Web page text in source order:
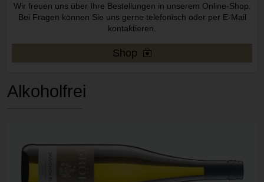
Wir freuen uns über Ihre Bestellungen in unserem Online-Shop.
Bei Fragen können Sie uns gerne telefonisch oder per E-Mail
kontaktieren.
Shop
Alkoholfrei